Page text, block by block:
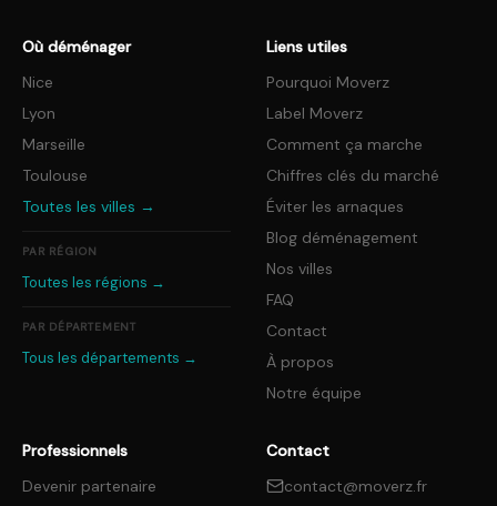
Où déménager
Nice
Lyon
Marseille
Toulouse
Toutes les villes →
PAR RÉGION
Toutes les régions →
PAR DÉPARTEMENT
Tous les départements →
Liens utiles
Pourquoi Moverz
Label Moverz
Comment ça marche
Chiffres clés du marché
Éviter les arnaques
Blog déménagement
Nos villes
FAQ
Contact
À propos
Notre équipe
Professionnels
Devenir partenaire
Contact
contact@moverz.fr